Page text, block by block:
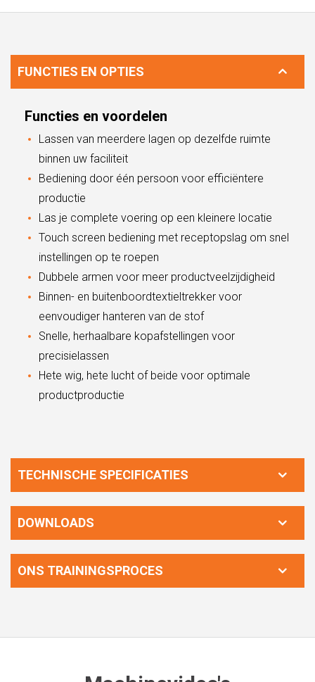
FUNCTIES EN OPTIES
Functies en voordelen
Lassen van meerdere lagen op dezelfde ruimte
binnen uw faciliteit
Bediening door één persoon voor efficiëntere
productie
Las je complete voering op een kleinere locatie
Touch screen bediening met receptopslag om snel
instellingen op te roepen
Dubbele armen voor meer productveelzijdigheid
Binnen- en buitenboordtextieltrekker voor
eenvoudiger hanteren van de stof
Snelle, herhaalbare kopafstellingen voor
precisielassen
Hete wig, hete lucht of beide voor optimale
productproductie
TECHNISCHE SPECIFICATIES
DOWNLOADS
ONS TRAININGSPROCES